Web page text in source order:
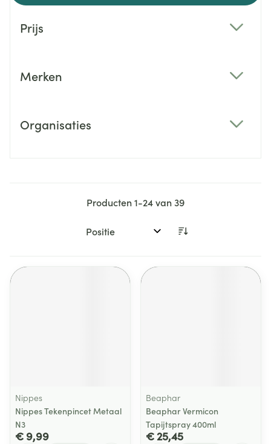
Prijs
Merken
Organisaties
Producten1-24van39
Sorteer op:
Nippes
Nippes Tekenpincet Metaal
N3
€ 9,99
Beaphar
Beaphar Vermicon
Tapijtspray 400ml
€ 25,45